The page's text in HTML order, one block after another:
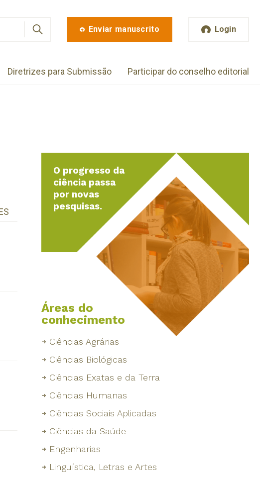
Enviar manuscrito Login
Diretrizes para Submissão Participar do conselho editorial
O progresso da
ciência passa
por novas
pesquisas.
Áreas do
conhecimento
Ciências Agrárias
Ciências Biológicas
Ciências Exatas e da Terra
Ciências Humanas
Ciências Sociais Aplicadas
Ciências da Saúde
Engenharias
Linguística, Letras e Artes